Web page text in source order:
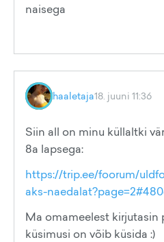
naisega
haaletaja18. juuni 11:36
Siin all on minu küllaltki
8a lapsega:
https://trip.ee/foorum/
aks-
Ma omameelest kirjutasin
küsimusi on võib küsida :)